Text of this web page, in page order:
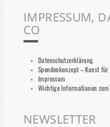
IMPRESSUM,
CO
Datenschutzerklärung
Spendenkonzept – Kunst
Impressum
Wichtige Informationen
NEWSLETTER